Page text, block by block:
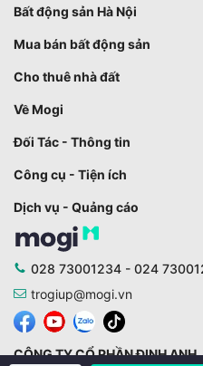
Bất động sản Hà Nội
Mua bán bất động sản
Cho thuê nhà đất
Về Mogi
Đối Tác - Thông tin
Công cụ - Tiện ích
Dịch vụ - Quảng cáo
028 73001234 - 024
trogiup@mogi.vn
CÔNG TY CỔ PHẦN ĐỊNH ANH